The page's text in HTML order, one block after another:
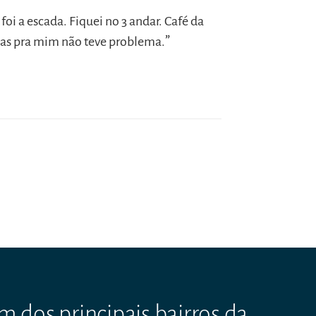
a escada. Fiquei no 3 andar. Café da
pra mim não teve problema.”